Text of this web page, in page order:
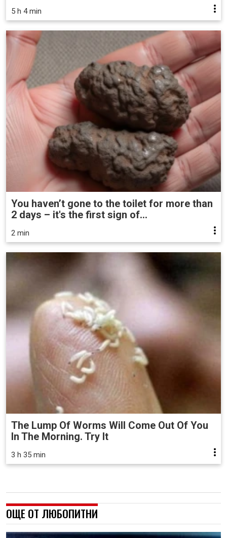
5 h 4 min
You haven’t gone to the toilet for more than
2 days – it's the first sign of...
2 min
The Lump Of Worms Will Come Out Of You
In The Morning. Try It
3 h 35 min
ОЩЕ ОТ ЛЮБОПИТНИ